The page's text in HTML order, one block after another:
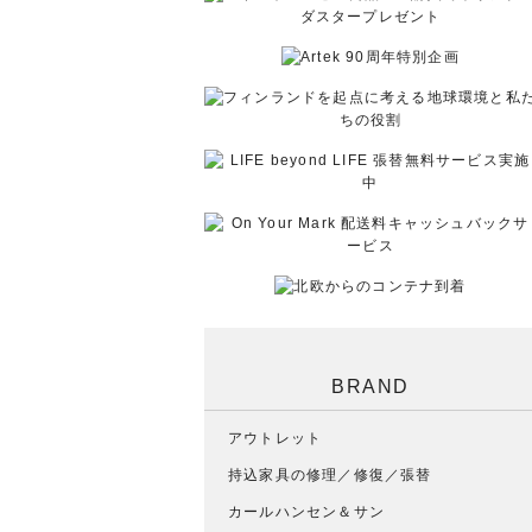
BRAND
アウトレット
持込家具の修理／修復／張替
カールハンセン＆サン